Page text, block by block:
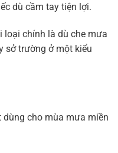
dù cầm tay tiện lợi.
loại chính là dù che mưa
sở trường ở một kiểu
cho mùa mưa miền